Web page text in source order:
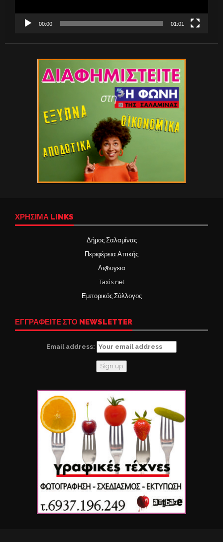
00:00 01:01
ΧΡΉΣΙΜΑ LINKS
Δήμος Σαλαμίνας
Περιφέρεια Αττικής
Δι@υγεια
Taxis net
Εμπορικός Σύλλογος
ΕΓΓΡΑΦΕΙΤΕ ΣΤΟ NEWSLETTER
Email address: